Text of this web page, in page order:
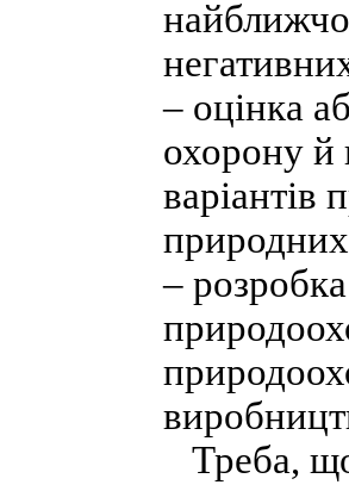
– оцінка
охорону й
варіантів
–
Треба,